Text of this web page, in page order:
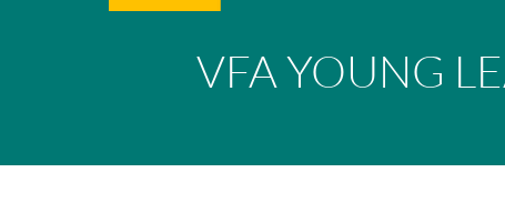
VFA YOUNG